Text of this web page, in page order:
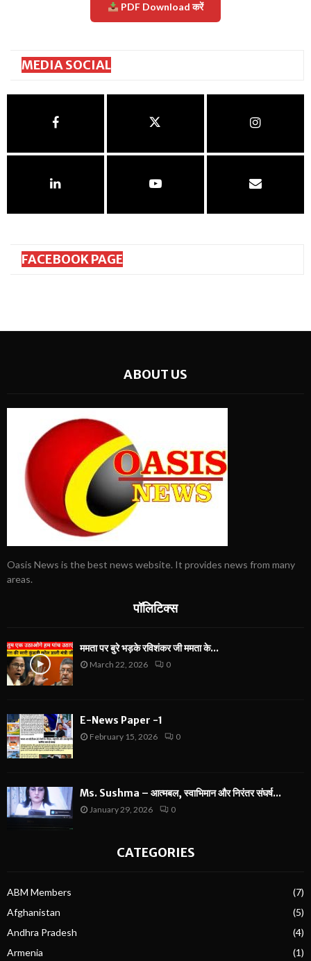
PDF Download करें
MEDIA SOCIAL
FACEBOOK PAGE
ABOUT US
Oasis News is the best news website. It provides news from many
areas.
पॉलिटिक्स
ममता पर बुरे भड़के रविशंकर जी ममता के...
March 22, 2026 0
E-News Paper -1
February 15, 2026 0
Ms. Sushma – आत्मबल, स्वाभिमान और निरंतर संघर्ष...
January 29, 2026 0
CATEGORIES
ABM Members
(7)
Afghanistan
(5)
Andhra Pradesh
(4)
Armenia
(1)